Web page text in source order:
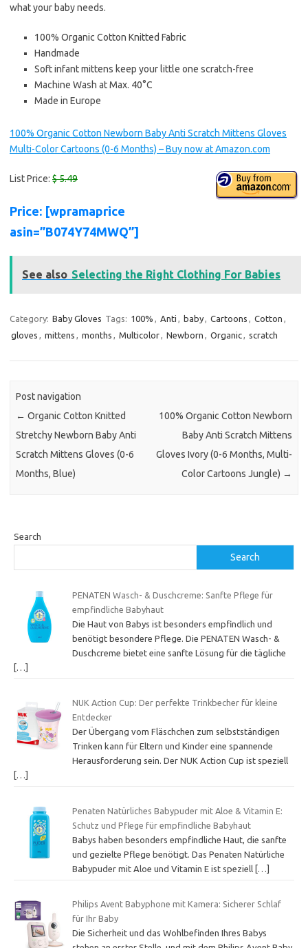
what your baby needs.
100% Organic Cotton Knitted Fabric
Handmade
Soft infant mittens keep your little one scratch-free
Machine Wash at Max. 40°C
Made in Europe
100% Organic Cotton Newborn Baby Anti Scratch Mittens Gloves
Multi-Color Cartoons (0-6 Months) – Buy now at Amazon.com
List Price: $ 5.49
Price: [wpramaprice
asin=”B074Y74MWQ”]
See also Selecting the Right Clothing For Babies
Category: Baby Gloves Tags: 100% , Anti , baby, Cartoons , Cotton ,
gloves , mittens , months , Multicolor, Newborn , Organic, scratch
Post navigation
← Organic Cotton Knitted
Stretchy Newborn Baby Anti
Scratch Mittens Gloves (0-6
Months, Blue)
100% Organic Cotton Newborn
Baby Anti Scratch Mittens
Gloves Ivory (0-6 Months, Multi-
Color Cartoons Jungle) →
Search
Search
PENATEN Wasch- & Duschcreme: Sanfte Pflege für
empfindliche Babyhaut
Die Haut von Babys ist besonders empfindlich und
benötigt besondere Pflege. Die PENATEN Wasch- &
Duschcreme bietet eine sanfte Lösung für die tägliche
[…]
NUK Action Cup: Der perfekte Trinkbecher für kleine
Entdecker
Der Übergang vom Fläschchen zum selbstständigen
Trinken kann für Eltern und Kinder eine spannende
Herausforderung sein. Der NUK Action Cup ist speziell
[…]
Penaten Natürliches Babypuder mit Aloe & Vitamin E:
Schutz und Pflege für empfindliche Babyhaut
Babys haben besonders empfindliche Haut, die sanfte
und gezielte Pflege benötigt. Das Penaten Natürliche
Babypuder mit Aloe und Vitamin E ist speziell […]
Philips Avent Babyphone mit Kamera: Sicherer Schlaf
für Ihr Baby
Die Sicherheit und das Wohlbefinden Ihres Babys